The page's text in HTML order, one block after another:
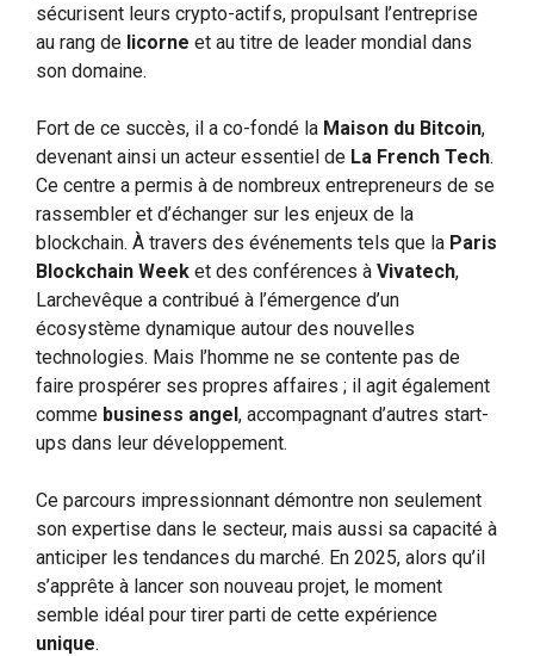
sécurisent leurs crypto-actifs, propulsant l’entreprise
au rang de licorne et au titre de leader mondial dans
son domaine.
Fort de ce succès, il a co-fondé la Maison du Bitcoin,
devenant ainsi un acteur essentiel de La French Tech.
Ce centre a permis à de nombreux entrepreneurs de se
rassembler et d’échanger sur les enjeux de la
blockchain. À travers des événements tels que la Paris
Blockchain Week et des conférences à Vivatech,
Larchevêque a contribué à l’émergence d’un
écosystème dynamique autour des nouvelles
technologies. Mais l’homme ne se contente pas de
faire prospérer ses propres affaires ; il agit également
comme business angel, accompagnant d’autres start-
ups dans leur développement.
Ce parcours impressionnant démontre non seulement
son expertise dans le secteur, mais aussi sa capacité à
anticiper les tendances du marché. En 2025, alors qu’il
s’apprête à lancer son nouveau projet, le moment
semble idéal pour tirer parti de cette expérience
unique.